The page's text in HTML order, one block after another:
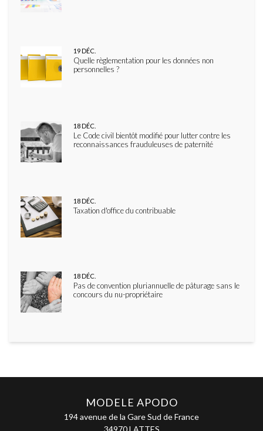
Quelle règlementation pour les données non
personnelles ?
19DÉC.
Le Code civil bientôt modifié pour lutter contre les
reconnaissances frauduleuses de paternité
18DÉC.
Taxation d'office du contribuable
18DÉC.
Pas de convention pluriannuelle de pâturage sans le
concours du nu-propriétaire
18DÉC.
MODELE APODO
194 avenue de la Gare Sud de France
34970 LATTES